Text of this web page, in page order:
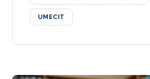
UMECIT